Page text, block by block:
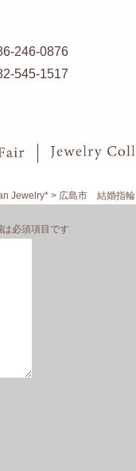
246-0876
545-1517
Jewelry* > 広島市 結婚指輪
必須項目です